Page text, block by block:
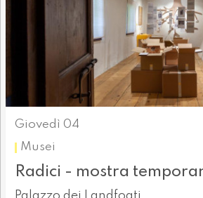
Giovedì 04
Musei
Radici - mostra